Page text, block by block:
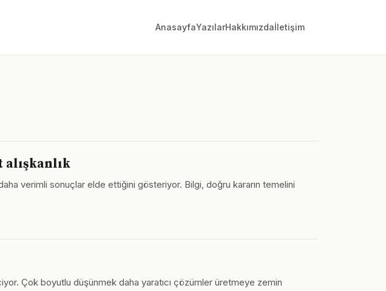
AnasayfaYazılarHakkımızdaİletişim
verimli sonuçlar elde ettiğini gösteriyor. Bilgi, doğru kararın temelini
Çok boyutlu düşünmek daha yaratıcı çözümler üretmeye zemin